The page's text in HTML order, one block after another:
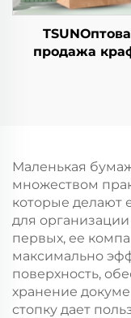
продажа
с
нанесения
Маленькая
множеством
которые делают
для
первых, ее
максимально
поверхность,
хранение
стопку дает